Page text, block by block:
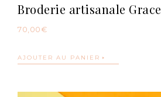
Broderie artisanale Grace
70,00 €
AJOUTER AU PANIER